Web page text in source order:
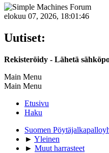
elokuu 07, 2026, 18:01:46
Uutiset:
Rekisteröidy - Lähetä
Main Menu
Main Menu
Etusivu
Haku
Suomen
► Yleinen
► Muut harrasteet